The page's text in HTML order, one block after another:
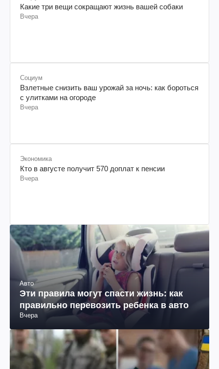
Какие три вещи сокращают жизнь вашей собаки
Вчера
Социум
Взлетные снизить ваш урожай за ночь: как бороться
с улитками на огороде
Вчера
Экономика
Кто в августе получит 570 доплат к пенсии
Вчера
Авто
Эти правила могут спасти жизнь: как
правильно перевозить ребенка в авто
Вчера